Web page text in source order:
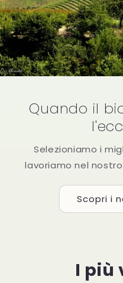
Quando il
Selezioniamo i
lavoriamo nel
Scopri i
I più